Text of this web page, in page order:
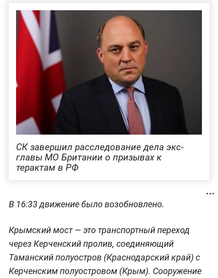
СК завершил расследование дела экс-
главы МО Британии о призывах к
терактам в РФ
В 16:33 движение было возобновлено.
Крымский мост — это транспортный переход
через Керченский пролив, соединяющий
Таманский полуостров (Краснодарский край) с
Керченским полуостровом (Крым). Сооружение